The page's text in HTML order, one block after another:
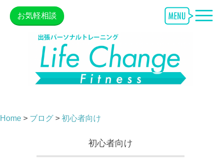
お気軽相談
Home > ブログ > 初心者向け
初心者向け